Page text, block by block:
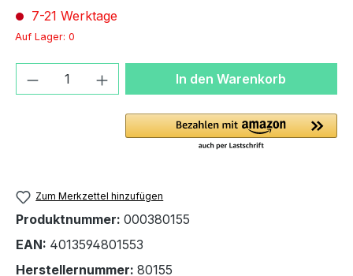
7-21 Werktage
Auf Lager: 0
Produkt Anzahl: Gib denIn den Warenkorb
Zum Merkzettel hinzufügen
Produktnummer: 000380155
EAN: 4013594801553
Herstellernummer: 80155